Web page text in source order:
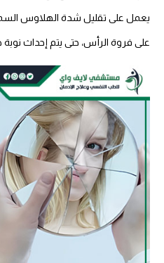
يعمل على تقليل شدة الهلاوس
على فروة الرأس، حتى يتم إحداث